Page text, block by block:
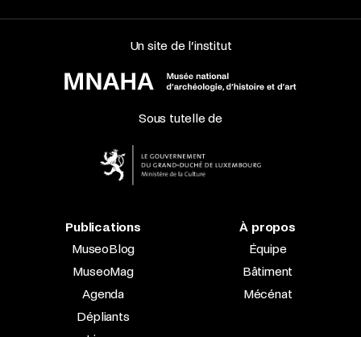
Un site de l’institut
Sous tutelle de
Publications
MuseoBlog
MuseoMag
Agenda
Dépliants
À propos
Équipe
Bâtiment
Mécénat